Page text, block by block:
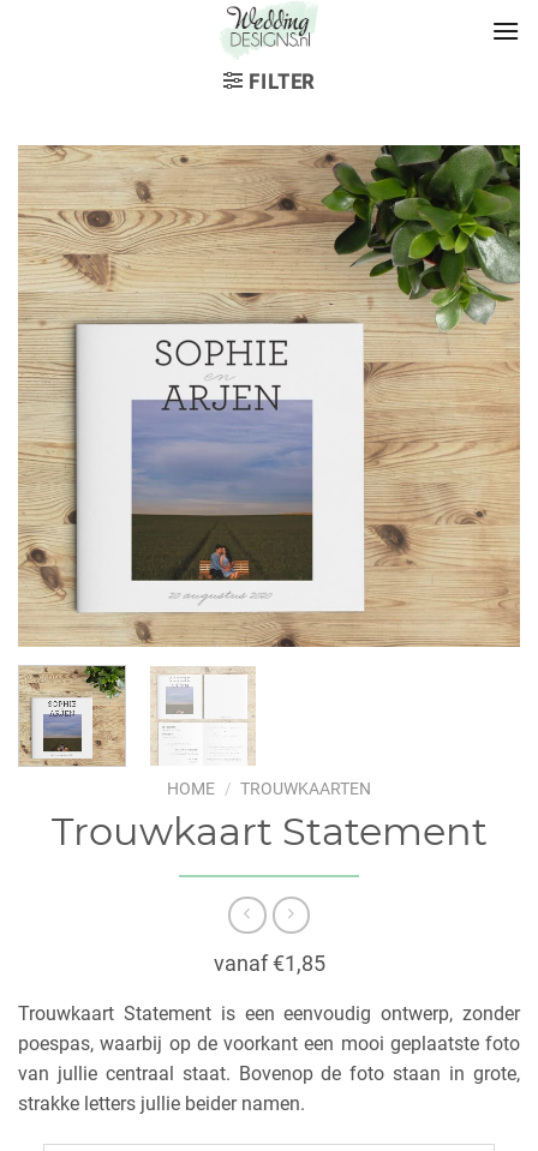
FILTER
HOME / TROUWKAARTEN
Trouwkaart Statement
vanaf €1,85
Trouwkaart Statement is een eenvoudig ontwerp, zonder
poespas, waarbij op de voorkant een mooi geplaatste foto
van jullie centraal staat. Bovenop de foto staan in grote,
strakke letters jullie beider namen.